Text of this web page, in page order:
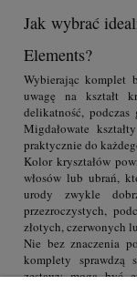
Jak wybrać
Elements?
Wybierając komplet
uwagę na kształt
delikatność, podczas
Migdałowate
praktycznie do
Kolor kryształów
włosów lub ubrań,
urody zwykle
przezroczystych,
złotych, czerwonych
Nie bez znaczenia
komplety sprawdzą
zestawy mogą być